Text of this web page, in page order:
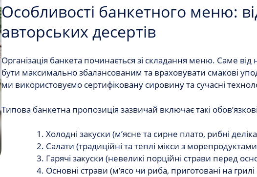
Особливості банкетного меню:
авторських десертів
Організація банкета починається зі складання меню. Саме
бути максимально збалансованим та враховувати смакові
ми використовуємо сертифіковану сировину та сучасні
Типова банкетна пропозиція зазвичай включає такі
Холодні закуски (м’ясне та сирне плато, рибні
Салати (традиційні та теплі мікси з
Гарячі закуски (невеликі порційні страви перед
Основні страви (м’ясо чи риба, приготовані на